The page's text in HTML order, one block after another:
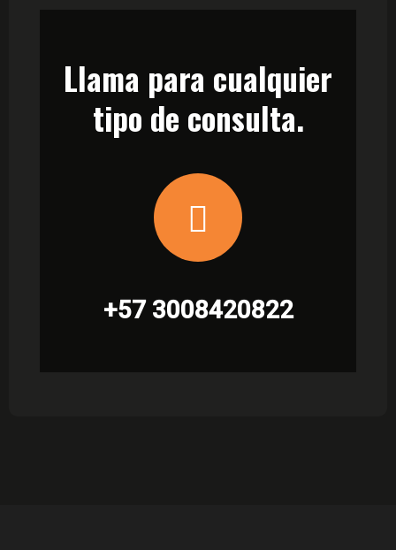
Llama para cualquier
tipo de consulta.
+57 3008420822